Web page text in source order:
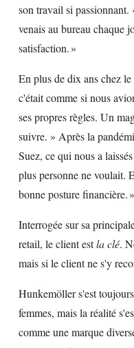
son travail si
venais au bureau chaque
satisfaction. »
En plus de dix ans chez
c'était comme si nous
ses propres règles. Un
suivre. » Après la
Suez, ce qui nous a
plus personne ne voulait.
bonne posture financière. »
Interrogée sur sa
retail, le client estla clé.
mais si le client ne s'y
Hunkemöller s'est
femmes, mais la réalité
comme une marque